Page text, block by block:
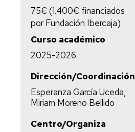
75€ (1.400€ financiados
por Fundación Ibercaja)
Curso académico
2025-2026
Dirección/Coordinación
Esperanza García Uceda,
Miriam Moreno Bellido
Centro/Organiza